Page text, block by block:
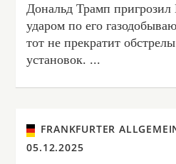
Дональд Трамп
ударом по его
тот не прекратит
установок. ...
FRANKFURTER
05.12.2025